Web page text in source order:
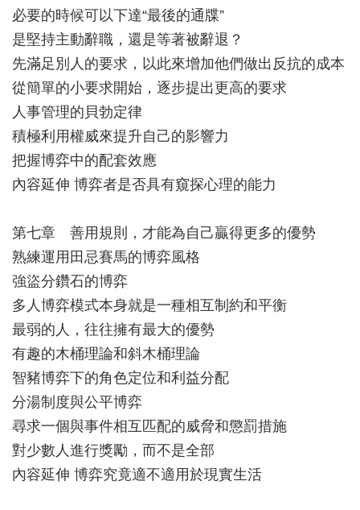
必要的時候可以下達“最後的通牒”
是堅持主動辭職，還是等著被辭退？
先滿足別人的要求，以此來增加他們做出反抗的成本
從簡單的小要求開始，逐步提出更高的要求
人事管理的貝勃定律
積極利用權威來提升自己的影響力
把握博弈中的配套效應
內容延伸 博弈者是否具有窺探心理的能力
第七章 善用規則，才能為自己贏得更多的優勢
熟練運用田忌賽馬的博弈風格
強盜分鑽石的博弈
多人博弈模式本身就是一種相互制約和平衡
最弱的人，往往擁有最大的優勢
有趣的木桶理論和斜木桶理論
智豬博弈下的角色定位和利益分配
分湯制度與公平博弈
尋求一個與事件相互匹配的威脅和懲罰措施
對少數人進行獎勵，而不是全部
內容延伸 博弈究竟適不適用於現實生活